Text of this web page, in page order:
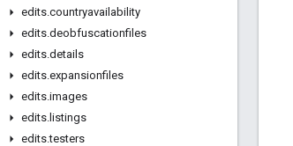
edits.countryavailability
edits.deobfuscationfiles
edits.details
edits.expansionfiles
edits.images
edits. listings
edits.testers